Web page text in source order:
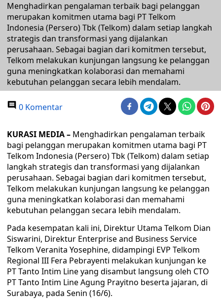
Menghadirkan pengalaman terbaik bagi pelanggan
merupakan komitmen utama bagi PT Telkom
Indonesia (Persero) Tbk (Telkom) dalam setiap langkah
strategis dan transformasi yang dijalankan
perusahaan. Sebagai bagian dari komitmen tersebut,
Telkom melakukan kunjungan langsung ke pelanggan
guna meningkatkan kolaborasi dan memahami
kebutuhan pelanggan secara lebih mendalam.
0 Komentar
KURASI MEDIA – Menghadirkan pengalaman terbaik
bagi pelanggan merupakan komitmen utama bagi PT
Telkom Indonesia (Persero) Tbk (Telkom) dalam setiap
langkah strategis dan transformasi yang dijalankan
perusahaan. Sebagai bagian dari komitmen tersebut,
Telkom melakukan kunjungan langsung ke pelanggan
guna meningkatkan kolaborasi dan memahami
kebutuhan pelanggan secara lebih mendalam.
Pada kesempatan kali ini, Direktur Utama Telkom Dian
Siswarini, Direktur Enterprise and Business Service
Telkom Veranita Yosephine, didampingi EVP Telkom
Regional III Fera Pebrayenti melakukan kunjungan ke
PT Tanto Intim Line yang disambut langsung oleh CTO
PT Tanto Intim Line Agung Prayitno beserta jajaran, di
Surabaya, pada Senin (16/6).